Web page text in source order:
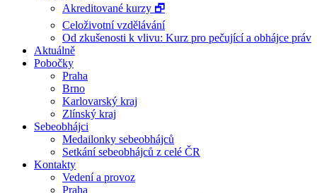
Akreditované kurzy 🗗
Celoživotní vzdělávání
Od zkušenosti k vlivu: Kurz pro pečující a obhájce práv
Aktuálně
Pobočky
Praha
Brno
Karlovarský kraj
Zlínský kraj
Sebeobhájci
Medailonky sebeobhájců
Setkání sebeobhájců z celé ČR
Kontakty
Vedení a provoz
Praha